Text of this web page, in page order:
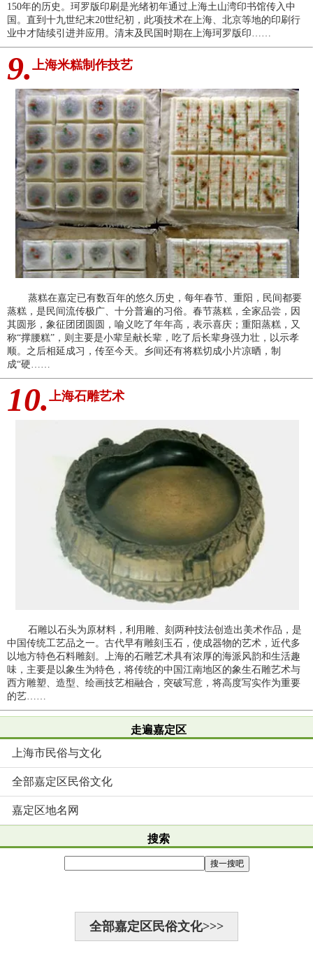
150年的历史。珂罗版印刷是光绪初年通过上海土山湾印书馆传入中
国。直到十九世纪末20世纪初，此项技术在上海、北京等地的印刷行
业中才陆续引进并应用。清末及民国时期在上海珂罗版印……
9. 上海米糕制作技艺
蒸糕在嘉定已有数百年的悠久历史，每年春节、重阳，民间都要
蒸糕，是民间流传极广、十分普遍的习俗。春节蒸糕，全家品尝，因
其圆形，象征团团圆圆，喻义吃了年年高，表示喜庆；重阳蒸糕，又
称“撑腰糕”，则主要是小辈呈献长辈，吃了后长辈身强力壮，以示孝
顺。之后相延成习，传至今天。乡间还有将糕切成小片凉晒，制
成“硬……
10. 上海石雕艺术
石雕以石头为原材料，利用雕、刻两种技法创造出美术作品，是
中国传统工艺品之一。古代早有雕刻玉石，使成器物的艺术，近代多
以地方特色石料雕刻。上海的石雕艺术具有浓厚的海派风韵和生活趣
味，主要是以象生为特色，将传统的中国江南地区的象生石雕艺术与
西方雕塑、造型、绘画技艺相融合，突破写意，将高度写实作为重要
的艺……
走遍嘉定区
上海市民俗与文化
全部嘉定区民俗文化
嘉定区地名网
搜索
全部嘉定区民俗文化>>>